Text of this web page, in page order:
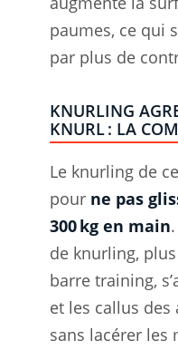
paumes, ce qui
par plus de
KNURLING
KNURL : LA
Le knurling de
pour ne pas
300 kg en main
de knurling,
barre training,
et les callus des
sans lacérer les